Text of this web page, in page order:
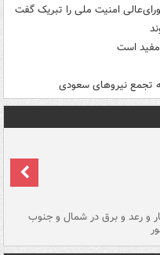
امنیت ملی را تبریک گفت
مفید است
تجمع نیروهای سعودی
و رعد و برق در شمال و جنوب